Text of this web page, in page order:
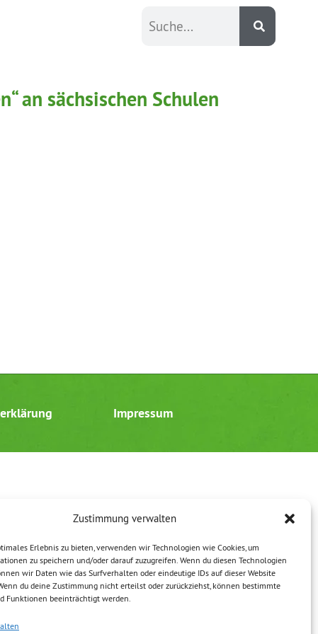
Zustimmung verwalten
Erlebnis zu bieten, verwenden wir Technologien wie Cookies, um
zu speichern und/oder darauf zuzugreifen. Wenn du diesen Technologien
wir Daten wie das Surfverhalten oder eindeutige IDs auf dieser Website
du deine Zustimmung nicht erteilst oder zurückziehst, können bestimmte
Funktionen beeinträchtigt werden.
an sächsischen Schulen
Impressum